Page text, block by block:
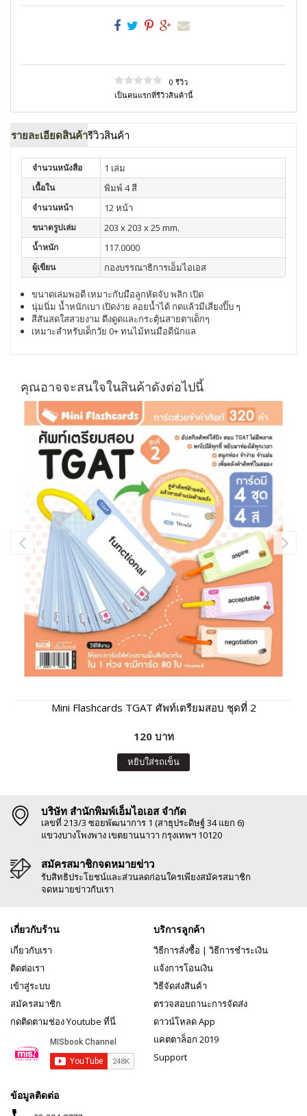
0 รีวิว
เป็นคนแรกที่รีวิวสินค้านี้
รายละเอียดสินค้ารีวิวสินค้า
จำนวนหนังสือ 1 เล่ม
เนื้อใน พิมพ์ 4 สี
จำนวนหน้า 12 หน้า
ขนาดรูปเล่ม 203 x 203 x 25 mm.
น้ำหนัก 117.0000
ผู้เขียน กองบรรณาธิการเอ็มไอเอส
ขนาดเล่มพอดี เหมาะกับมือลูกหัดจับพลิก เปิด
นุ่มนิ่ม น้ำหนักเบา เปิดง่าย ลอยน้ำได้ กดแล้วมีเสียงปิ๊บ ๆ
สีสันสดใสสวยงาม ดึงดูดและกระตุ้นสายตาเด็กๆ
เหมาะสำหรับเด็กวัย 0+ทนไม้ทนมือดีนักแล
คุณอาจจะสนใจในสินค้าดังต่อไปนี้
Mini Flashcards TGAT ศัพท์เตรียมสอบ ชุดที่ 2
120 บาท
หยิบใส่รถเข็น
บริษัท สำนักพิมพ์เอ็มไอเอส จำกัด
เลขที่ 213/3 ซอยพัฒนาการ 1 (สาธุประดิษฐ์ 34 แยก 6)
แขวงบางโพงพาง เขตยานนาวา กรุงเทพฯ 10120
สมัครสมาชิกจดหมายข่าว
รับสิทธิประโยชน์และส่วนลดก่อนใครเพียงสมัครสมาชิก
จดหมายข่าวกับเรา
เกี่ยวกับร้าน
เกี่ยวกับเรา
ติดต่อเรา
เข้าสู่ระบบ
สมัครสมาชิก
กดติดตามช่อง Youtube ที่นี่
บริการลูกค้า
วิธีการสั่งซื้อ | วิธีการชำระเงิน
แจ้งการโอนเงิน
วิธีจัดส่งสินค้า
ตรวจสอบถานะการจัดส่ง
ดาวน์โหลด App
แคตตาล็อก 2019
Support
ข้อมูลติดต่อ